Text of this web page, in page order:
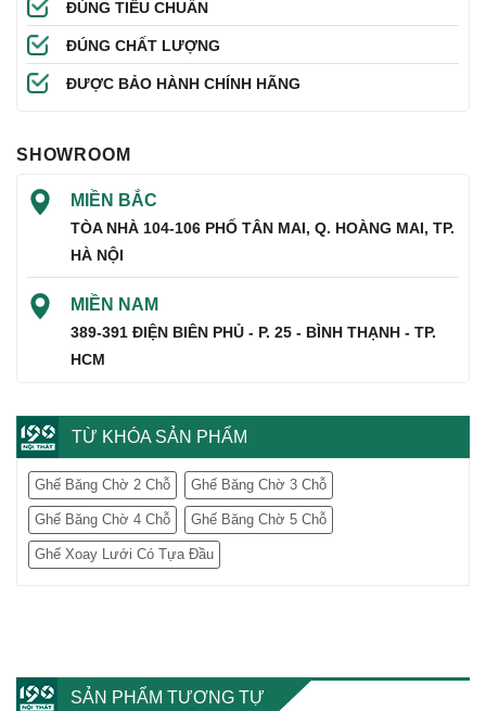
ĐÚNG TIÊU CHUẨN
ĐÚNG CHẤT LƯỢNG
ĐƯỢC BẢO HÀNH CHÍNH HÃNG
SHOWROOM
MIỀN BẮC
TÒA NHÀ 104-106 PHỐ TÂN MAI, Q. HOÀNG MAI, TP.
HÀ NỘI
MIỀN NAM
389-391 ĐIỆN BIÊN PHỦ - P. 25 - BÌNH THẠNH - TP.
HCM
TỪ KHÓA SẢN PHẨM
Ghế Băng Chờ 2 Chỗ Ghế Băng Chờ 3 Chỗ
Ghế Băng Chờ 4 Chỗ Ghế Băng Chờ 5 Chỗ
Ghế Xoay Lưới Có Tựa Đầu
SẢN PHẨM TƯƠNG TỰ